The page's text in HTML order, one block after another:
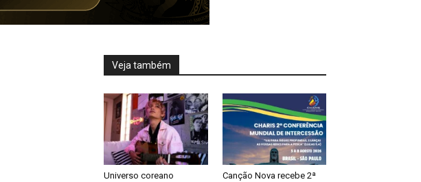
Veja também
Universo coreano
Canção Nova recebe 2ª